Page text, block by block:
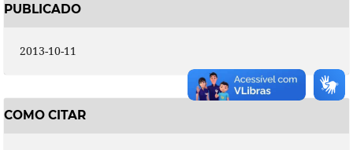
PUBLICADO
2013-10-11
COMO CITAR